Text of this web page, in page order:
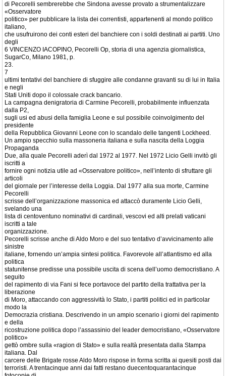
di Pecorelli sembrerebbe che Sindona avesse provato a strumentalizzare
«Osservatore
politico» per pubblicare la lista dei correntisti, appartenenti al mondo politico
italiano,
che usufruirono dei conti esteri del banchiere con i soldi destinati ai partiti. Uno
degli
6 VINCENZO IACOPINO, Pecorelli Op, storia di una agenzia giornalistica,
SugarCo, Milano 1981, p.
23.
7
ultimi tentativi del banchiere di sfuggire alle condanne gravanti su di lui in Italia
e negli
Stati Uniti dopo il colossale crack bancario.
La campagna denigratoria di Carmine Pecorelli, probabilmente influenzata
dalla P2,
sugli usi ed abusi della famiglia Leone e sul possibile coinvolgimento del
presidente
della Repubblica Giovanni Leone con lo scandalo delle tangenti Lockheed.
Un ampio specchio sulla massoneria italiana e sulla nascita della Loggia
Propaganda
Due, alla quale Pecorelli aderì dal 1972 al 1977. Nel 1972 Licio Gelli invitò gli
iscritti a
fornire ogni notizia utile ad «Osservatore politico», nell’intento di sfruttare gli
articoli
del giornale per l’interesse della Loggia. Dal 1977 alla sua morte, Carmine
Pecorelli
scrisse dell’organizzazione massonica ed attaccò duramente Licio Gelli,
svelando una
lista di centoventuno nominativi di cardinali, vescovi ed alti prelati vaticani
iscritti a tale
organizzazione.
Pecorelli scrisse anche di Aldo Moro e del suo tentativo d’avvicinamento alle
sinistre
italiane, fornendo un’ampia sintesi politica. Favorevole all’atlantismo ed alla
politica
statunitense predisse una possibile uscita di scena dell’uomo democristiano. A
seguito
del rapimento di via Fani si fece portavoce del partito della trattativa per la
liberazione
di Moro, attaccando con aggressività lo Stato, i partiti politici ed in particolar
modo la
Democrazia cristiana. Descrivendo in un ampio scenario i giorni del rapimento
e della
ricostruzione politica dopo l’assassinio del leader democristiano, «Osservatore
politico»
gettò ombre sulla «ragion di Stato» e sulla realtà presentata dalla Stampa
italiana. Dal
carcere delle Brigate rosse Aldo Moro rispose in forma scritta ai quesiti posti dai
terroristi. A trentacinque anni dai fatti restano duecentoquarantacinque